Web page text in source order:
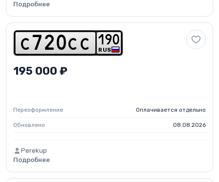
Подробнее
c 7 2 0 c c RUS
1 90
195 000 ₽
Переоформление Оплачивается отдельно
Обновлено 08.08.2026
Perekup
Подробнее